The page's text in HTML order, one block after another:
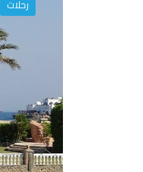
رحلات